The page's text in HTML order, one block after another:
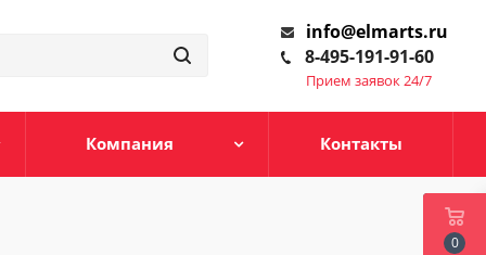
info@elmarts.ru
8-495-191-91-60
Прием заявок 24/7
Компания Контакты
0